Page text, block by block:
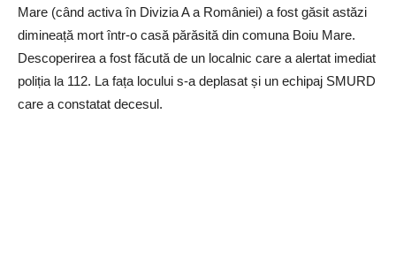
Mare (când activa în Divizia A a României) a fost găsit astăzi
dimineață mort într-o casă părăsită din comuna Boiu Mare.
Descoperirea a fost făcută de un localnic care a alertat imediat
poliția la 112. La fața locului s-a deplasat și un echipaj SMURD
care a constatat decesul.